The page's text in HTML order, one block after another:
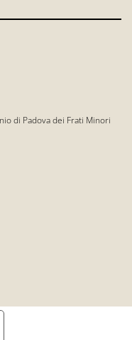
di Padova dei Frati Minori